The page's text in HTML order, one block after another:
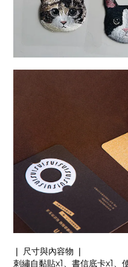
❘ 尺寸與內容物 ❘
刺繡自黏貼x1、書信底卡x1、